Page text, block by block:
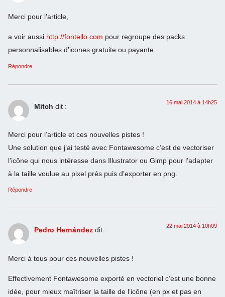
Merci pour l’article,
a voir aussi http://fontello.com pour regroupe des packs
personnalisables d’icones gratuite ou payante
Répondre
Mitch dit : 16 mai 2014 à 14h25
Merci pour l’article et ces nouvelles pistes !
Une solution que j’ai testé avec Fontawesome c’est de vectoriser
l’icône qui nous intéresse dans Illustrator ou Gimp pour l’adapter
à la taille voulue au pixel prés puis d’exporter en png.
Répondre
Pedro Hernández dit : 22 mai 2014 à 10h09
Merci à tous pour ces nouvelles pistes !
Effectivement Fontawesome exporté en vectoriel c’est une bonne
idée, pour mieux maîtriser la taille de l’icône (en px et pas en